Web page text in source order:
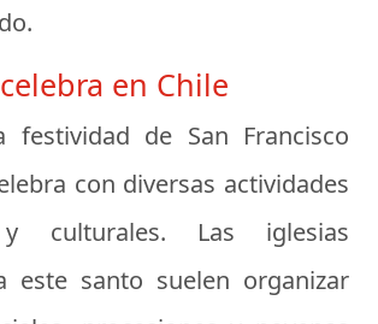
en Chile
festividad de San Francisco
con diversas actividades
y culturales. Las iglesias
este santo suelen organizar